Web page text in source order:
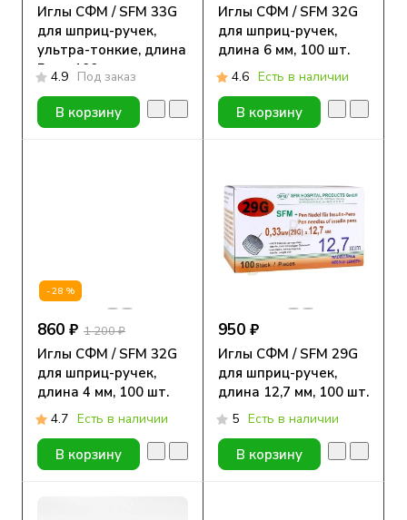
Иглы СФМ / SFM 33G
для шприц-ручек,
ультра-тонкие, длина
5 мм, 100 шт.
4.9 Под заказ
В корзину
Иглы СФМ / SFM 32G
для шприц-ручек,
длина 6 мм, 100 шт.
4.6 Есть в наличии
В корзину
-28%
860 ₽ 1 200 ₽
Иглы СФМ / SFM 32G
для шприц-ручек,
длина 4 мм, 100 шт.
4.7 Есть в наличии
В корзину
950 ₽
Иглы СФМ / SFM 29G
для шприц-ручек,
длина 12,7 мм, 100 шт.
5 Есть в наличии
В корзину